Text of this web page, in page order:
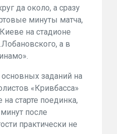
да около, а сразу
минуты матча,
на стадионе
а в
заданий на
«Кривбасса»
старте поединка,
после
практически не